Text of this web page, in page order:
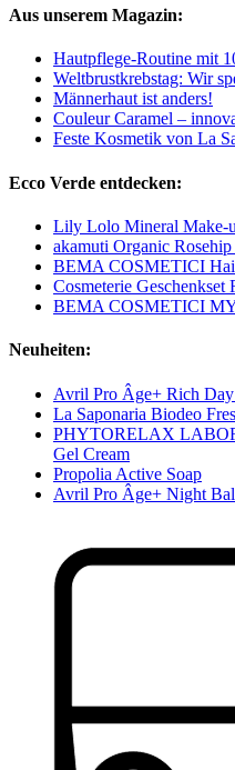
Aus unserem Magazin:
Hautpflege-Routine mit
Weltbrustkrebstag: Wir
Männerhaut ist anders!
Couleur Caramel –
Feste Kosmetik von La
Ecco Verde entdecken:
Lily Lolo Mineral Make-
akamuti Organic
BEMA COSMETICI
Cosmeterie Geschenkset
BEMA COSMETICI
Neuheiten:
Avril Pro Âge+ Rich
La Saponaria Biodeo
PHYTORELAX
Gel Cream
Propolia Active Soap
Avril Pro Âge+ Night